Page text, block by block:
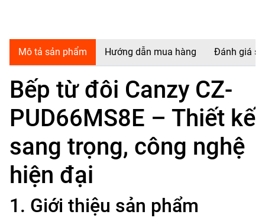
Mô tả sản phẩm Hướng dẫn mua hàng Đánh giá
Bếp từ đôi Canzy CZ-
PUD66MS8E – Thiết kế
sang trọng, công nghệ
hiện đại
1. Giới thiệu sản phẩm